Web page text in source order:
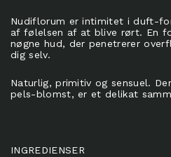
Nudiflorum er intimitet i duft-
af følelsen af at blive rørt. En
nøgne hud, der penetrerer
dig selv.
Naturlig, primitiv og sensuel.
pels-blomst, er et delikat
INGREDIENSER